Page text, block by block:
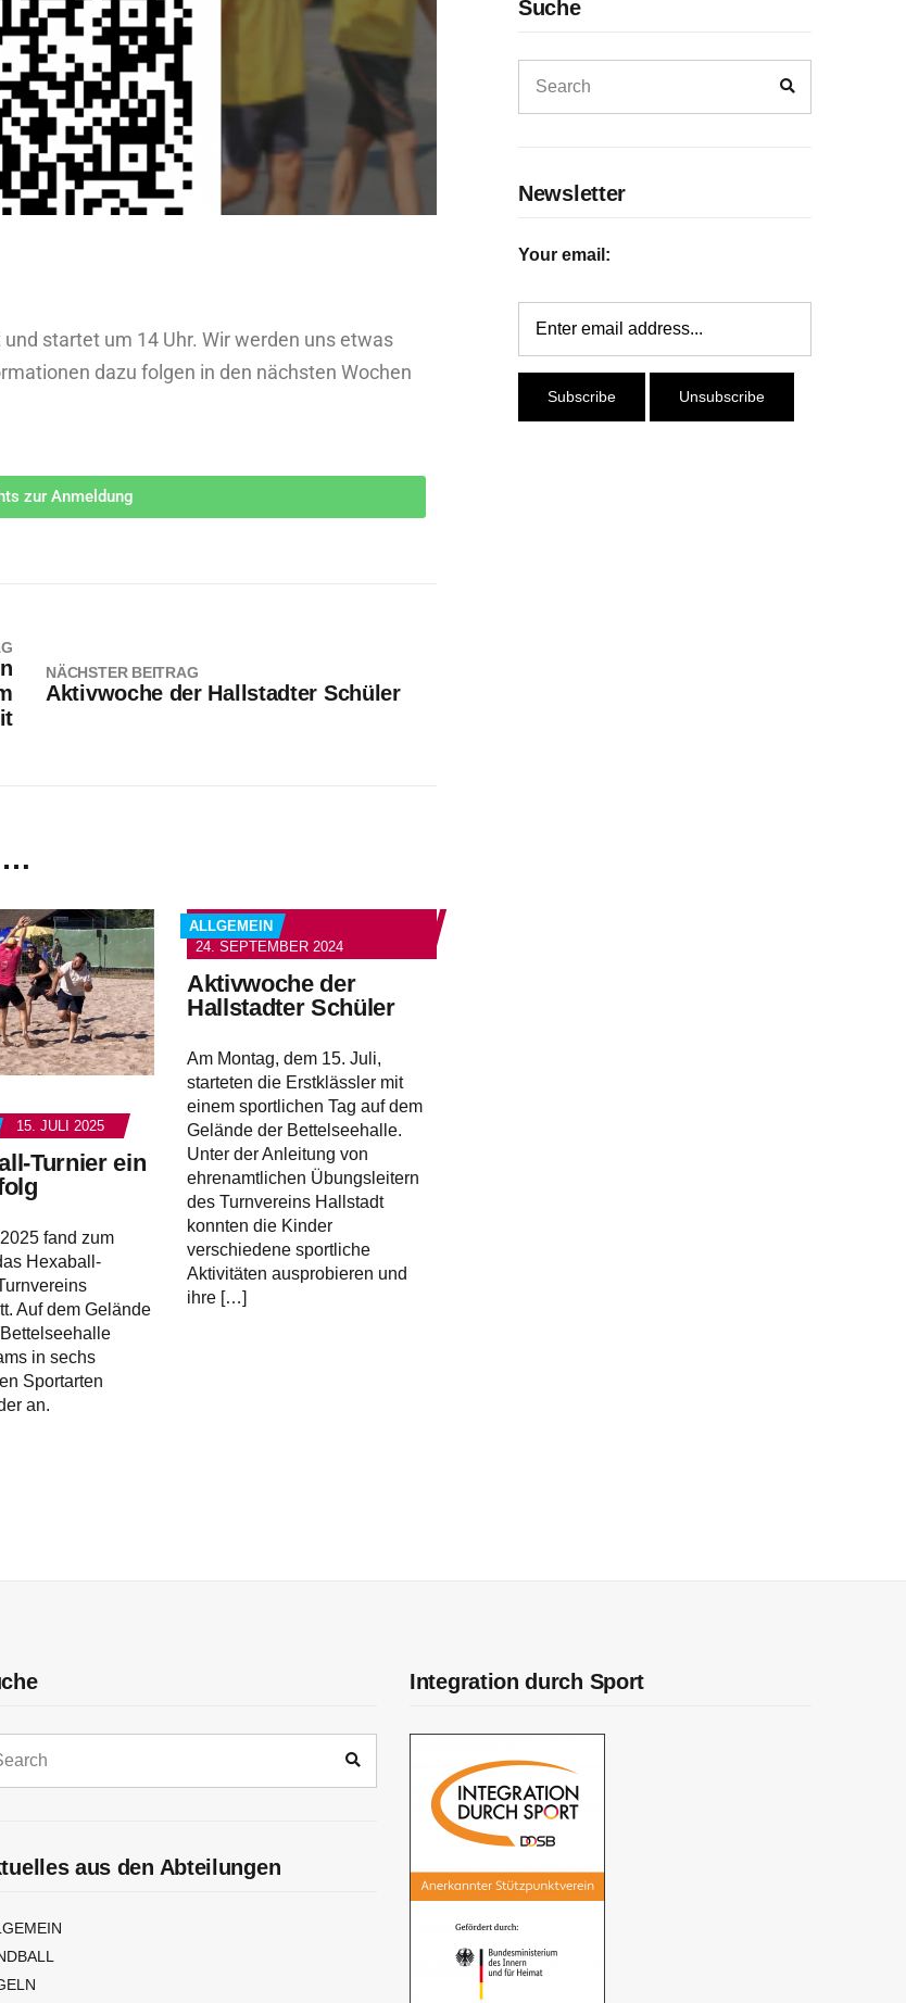
startet um 14 Uhr. Wir werden uns etwas
dazu folgen in den nächsten Wochen
zur Anmeldung
NÄCHSTER BEITRAG
Aktivwoche der Hallstadter Schüler
…
15. JULI 2025
Turnier ein
fand zum
Hexaball-
Auf dem Gelände
in sechs
Sportarten
an.
ALLGEMEIN
24. SEPTEMBER 2024
Aktivwoche der
Hallstadter Schüler
Am Montag, dem 15. Juli,
starteten die Erstklässler mit
einem sportlichen Tag auf dem
Gelände der Bettelseehalle.
Unter der Anleitung von
ehrenamtlichen Übungsleitern
des Turnvereins Hallstadt
konnten die Kinder
verschiedene sportliche
Aktivitäten ausprobieren und
ihre […]
Suche
Newsletter
Your email:
aus den Abteilungen
Integration durch Sport